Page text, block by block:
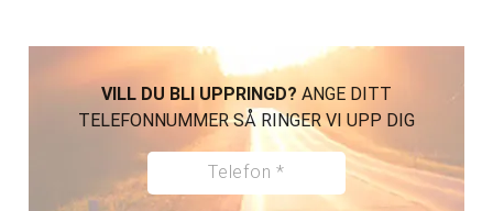
VILL DU BLI UPPRINGD? ANGE DITT
TELEFONNUMMER SÅ RINGER VI UPP DIG